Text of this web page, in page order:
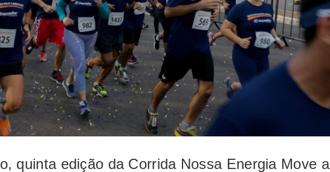
quinta edição da Corrida Nossa Energia Move a